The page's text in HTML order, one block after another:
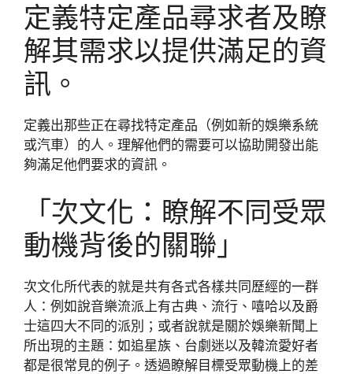
定義特定產品尋求者及瞭
解其需求以提供滿足的資
訊。
定義出那些正在尋找特定產品（例如新的娛樂系統
或汽車）的人。理解他們的需要可以協助開發出能
夠滿足他們要求的資訊。
「次文化：瞭解不同受眾
動機背後的關聯」
次文化所代表的就是共有各式各樣共同歷經的一群
人：例如說音樂流派上有古典、流行、嘻哈以及爵
士這四大不同的派別；或者說就是關於娛樂新聞上
所出現的主題：如追星族、台劇迷以及韓流愛好者
都是很常見的例子。透過瞭解目標受眾動機上的差